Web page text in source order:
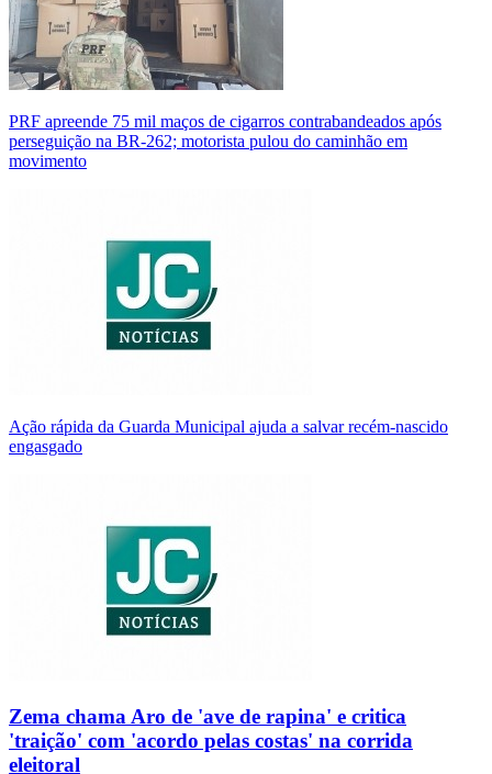
PRF apreende 75 mil maços de cigarros contrabandeados após
perseguição na BR-262; motorista pulou do caminhão em
movimento
Ação rápida da Guarda Municipal ajuda a salvar recém-nascido
engasgado
Zema chama Aro de 'ave de rapina' e critica
'traição' com 'acordo pelas costas' na corrida
eleitoral